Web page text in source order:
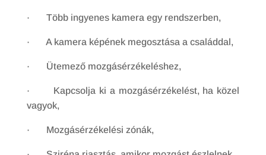
· Több ingyenes kamera egy rendszerben,
· A kamera képének megosztása a családdal,
· Ütemező mozgásérzékeléshez,
· Kapcsolja ki a mozgásérzékelést, ha közel
vagyok,
· Mozgásérzékelési zónák,